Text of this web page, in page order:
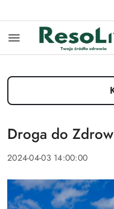
Droga do
2024-04-03 14:00:00